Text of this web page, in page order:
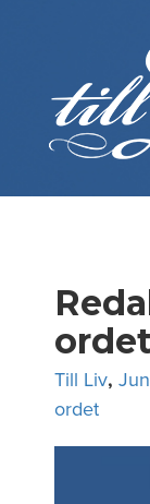
Till Liv,
ordet